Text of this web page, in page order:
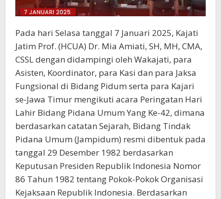
Pada hari Selasa tanggal 7 Januari 2025, Kajati
Jatim Prof. (HCUA) Dr. Mia Amiati, SH, MH, CMA,
CSSL dengan didampingi oleh Wakajati, para
Asisten, Koordinator, para Kasi dan para Jaksa
Fungsional di Bidang Pidum serta para Kajari
se-Jawa Timur mengikuti acara Peringatan Hari
Lahir Bidang Pidana Umum Yang Ke-42, dimana
berdasarkan catatan Sejarah, Bidang Tindak
Pidana Umum (Jampidum) resmi dibentuk pada
tanggal 29 Desember 1982 berdasarkan
Keputusan Presiden Republik Indonesia Nomor
86 Tahun 1982 tentang Pokok-Pokok Organisasi
Kejaksaan Republik Indonesia. Berdasarkan